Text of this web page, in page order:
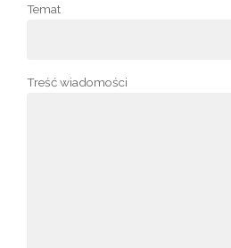
Temat
Treść wiadomości